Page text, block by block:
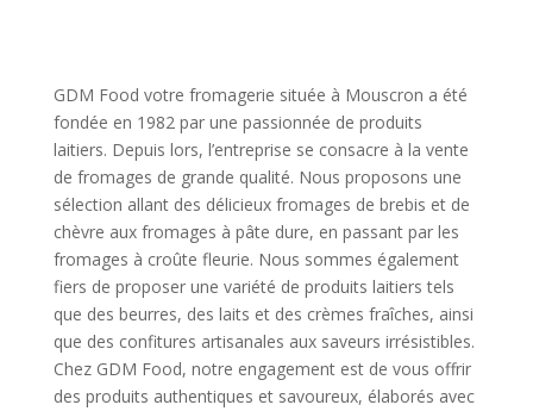
GDM Food votre fromagerie située à Mouscron a été
fondée en 1982 par une passionnée de produits
laitiers. Depuis lors, l’entreprise se consacre à la vente
de fromages de grande qualité. Nous proposons une
sélection allant des délicieux fromages de brebis et de
chèvre aux fromages à pâte dure, en passant par les
fromages à croûte fleurie. Nous sommes également
fiers de proposer une variété de produits laitiers tels
que des beurres, des laits et des crèmes fraîches, ainsi
que des confitures artisanales aux saveurs irrésistibles.
Chez GDM Food, notre engagement est de vous offrir
des produits authentiques et savoureux, élaborés avec